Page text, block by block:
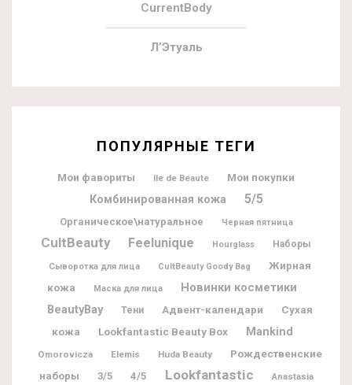
CurrentBody
Л’Этуаль
ПОПУЛЯРНЫЕ ТЕГИ
Мои фавориты Ile de Beaute
Мои покупки
Комбинированная кожа
5/5
Органическое\натуральное Черная пятница
CultBeauty Feelunique Hourglass Наборы
Сыворотка для лица CultBeauty Goody Bag
Жирная
кожа
Маска для лица
Новинки косметики
BeautyBay
Тени Адвент-календари
Сухая
кожа
Lookfantastic Beauty Box Mankind
Omorovicza Elemis Huda Beauty
Рождественские
наборы
3/5 4/5 Lookfantastic Anastasia